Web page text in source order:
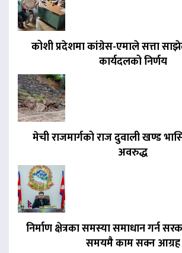
कोशी प्रदेशमा कांग्रेस-एमाले सत्ता
कार्यदलको निर्णय
मेची राजमार्गको राज दुवाली खण्ड
अवरुद्ध
निर्माण क्षेत्रका समस्या समाधान गर्न
समयमै काम सक्न आग्रह